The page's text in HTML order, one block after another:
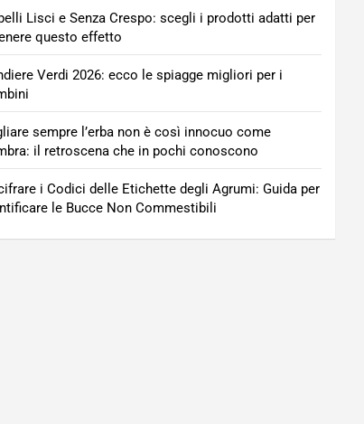
Lisci e Senza Crespo: scegli i prodotti adatti per
questo effetto
Verdi 2026: ecco le spiagge migliori per i
sempre l’erba non è così innocuo come
il retroscena che in pochi conoscono
i Codici delle Etichette degli Agrumi: Guida per
le Bucce Non Commestibili